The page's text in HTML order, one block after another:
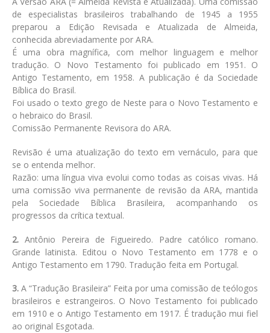
de especialistas brasileiros trabalhando de 1945 a 1955
preparou a Edição Revisada e Atualizada de Almeida,
conhecida abreviadamente por ARA.
É uma obra magnífica, com melhor linguagem e melhor
tradução. O Novo Testamento foi publicado em 1951. O
Antigo Testamento, em 1958. A publicação é da Sociedade
Bíblica do Brasil.
Foi usado o texto grego de Neste para o Novo Testamento e
o hebraico do Brasil.
Comissão Permanente Revisora do ARA.
Revisão é uma atualização do texto em vernáculo, para que
se o entenda melhor.
Razão: uma língua viva evolui como todas as coisas vivas. Há
uma comissão viva permanente de revisão da ARA, mantida
pela Sociedade Bíblica Brasileira, acompanhando os
progressos da crítica textual.
2. Antônio Pereira de Figueiredo. Padre católico romano.
Grande latinista. Editou o Novo Testamento em 1778 e o
Antigo Testamento em 1790. Tradução feita em Portugal.
3. A “Tradução Brasileira” Feita por uma comissão de teólogos
brasileiros e estrangeiros. O Novo Testamento foi publicado
em 1910 e o Antigo Testamento em 1917. É tradução mui fiel
ao original Esgotada.